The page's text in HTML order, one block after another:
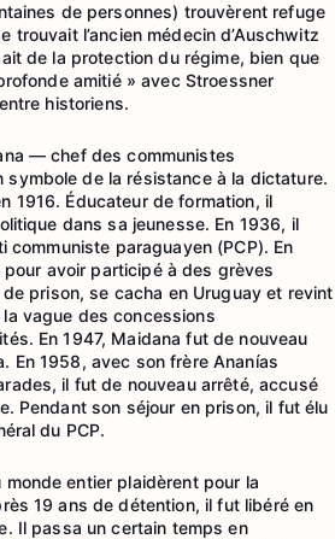
de personnes) trouvèrent refuge
trouvait l’ancien médecin d’Auschwitz
de la protection du régime, bien que
amitié » avec Stroessner
historiens.
— chef des communistes
de la résistance à la dictature.
1916. Éducateur de formation, il
dans sa jeunesse. En 1936, il
communiste paraguayen (PCP). En
avoir participé à des grèves
de prison, se cacha en Uruguay et revint
vague des concessions
En 1947, Maidana fut de nouveau
En 1958, avec son frère Ananías
il fut de nouveau arrêté, accusé
Pendant son séjour en prison, il fut élu
du PCP.
entier plaidèrent pour la
19 ans de détention, il fut libéré en
Il passa un certain temps en